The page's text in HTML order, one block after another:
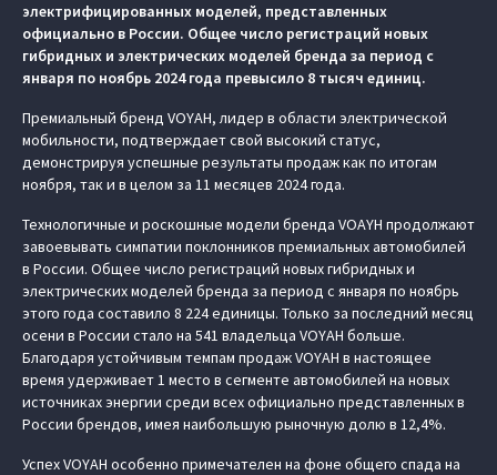
электрифицированных моделей, представленных
официально в России. Общее число регистраций новых
гибридных и электрических моделей бренда за период с
января по ноябрь 2024 года превысило 8 тысяч единиц.
Премиальный бренд VOYAH, лидер в области электрической
мобильности, подтверждает свой высокий статус,
демонстрируя успешные результаты продаж как по итогам
ноября, так и в целом за 11 месяцев 2024 года.
Технологичные и роскошные модели бренда VOAYH продолжают
завоевывать симпатии поклонников премиальных автомобилей
в России. Общее число регистраций новых гибридных и
электрических моделей бренда за период с января по ноябрь
этого года составило 8 224 единицы. Только за последний месяц
осени в России стало на 541 владельца VOYAH больше.
Благодаря устойчивым темпам продаж VOYAH в настоящее
время удерживает 1 место в сегменте автомобилей на новых
источниках энергии среди всех официально представленных в
России брендов, имея наибольшую рыночную долю в 12,4%.
Успех VOYAH особенно примечателен на фоне общего спада на